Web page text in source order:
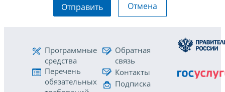
Отправить Отмена
Программные
средства
Перечень
обязательных
Обратная
связь
Контакты
Подписка